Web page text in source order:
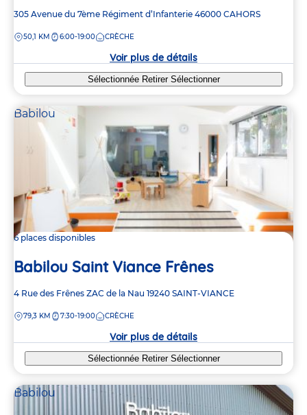
Adresse
la
305 Avenue du 7ème Régiment d’Infanterie 46000 CAHORS
DISTANCE
50,1 KM 6:00-19:00 CRÈCHE
Voir plus de détails
Sélectionnée Retirer Sélectionner
Babilou
6 places disponibles
Babilou Saint Viance Frênes
Adresse
la
4 Rue des Frênes ZAC de la Nau 19240 SAINT-VIANCE
DISTANCE
79,3 KM 7:30-19:00 CRÈCHE
Voir plus de détails
Sélectionnée Retirer Sélectionner
Babilou